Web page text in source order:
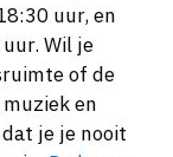
uur, en
Wil je
of de
en
je je nooit